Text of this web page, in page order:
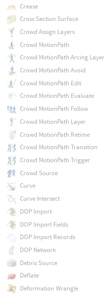
Crease
Cross Section Surface
Crowd Assign Layers
Crowd MotionPath
Crowd MotionPath Arcing Layer
Crowd MotionPath Avoid
Crowd MotionPath Edit
Crowd MotionPath Evaluate
Crowd MotionPath Follow
Crowd MotionPath Layer
Crowd MotionPath Retime
Crowd MotionPath Transition
Crowd MotionPath Trigger
Crowd Source
Curve
Curve Intersect
DOP Import
DOP Import Fields
DOP Import Records
DOP Network
Debris Source
Deflate
Deformation Wrangle